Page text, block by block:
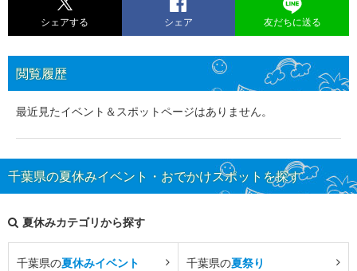
シェアする シェア 友だちに送る
閲覧履歴
最近見たイベント＆スポットページはありません。
千葉県の夏休みイベント・おでかけスポットを探す
夏休みカテゴリから探す
千葉県の夏休みイベント 千葉県の夏祭り